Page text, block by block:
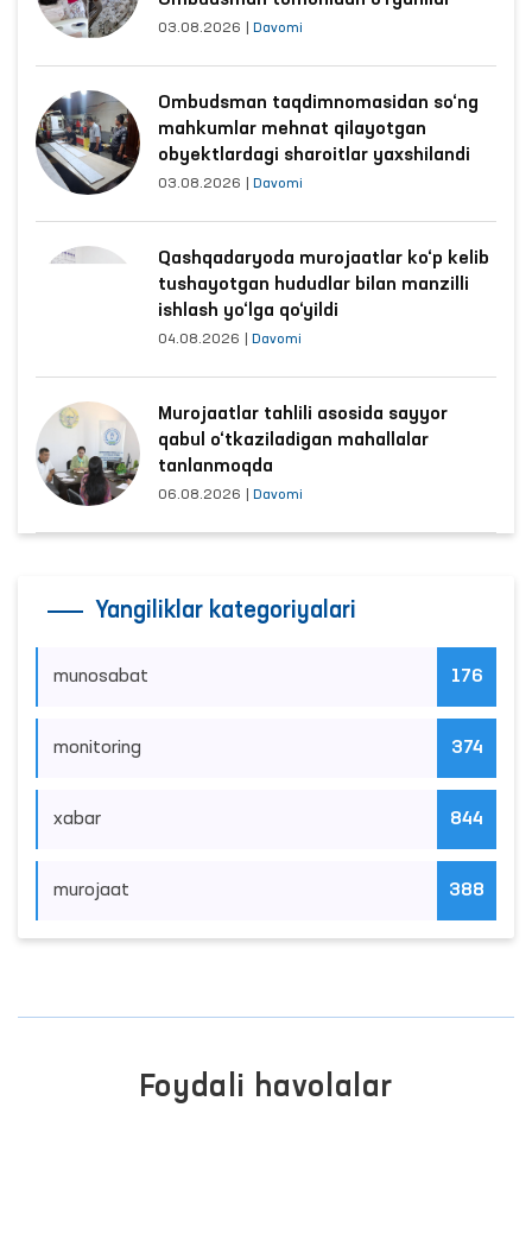
03.08.2026 Davomi
Ombudsman taqdimnomasidan so‘ng
mahkumlar mehnat qilayotgan
obyektlardagi sharoitlar yaxshilandi
03.08.2026 Davomi
Qashqadaryoda murojaatlar ko‘p kelib
tushayotgan hududlar bilan manzilli
ishlash yo‘lga qo‘yildi
04.08.2026 Davomi
Murojaatlar tahlili asosida sayyor
qabul o‘tkaziladigan mahallalar
tanlanmoqda
06.08.2026 Davomi
Yangiliklar kategoriyalari
munosabat 176
monitoring 374
xabar 844
murojaat 388
Foydali havolalar